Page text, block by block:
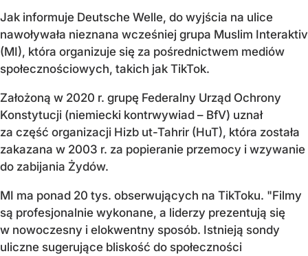
Jak informuje Deutsche Welle, do wyjścia na ulice
nawoływała nieznana wcześniej grupa Muslim Interaktiv
(MI), która organizuje się za pośrednictwem mediów
społecznościowych, takich jak TikTok.
Założoną w 2020 r. grupę Federalny Urząd Ochrony
Konstytucji (niemiecki kontrwywiad – BfV) uznał
za część organizacji Hizb ut-Tahrir (HuT), która została
zakazana w 2003 r. za popieranie przemocy i wzywanie
do zabijania Żydów.
MI ma ponad 20 tys. obserwujących na TikToku. "Filmy
są profesjonalnie wykonane, a liderzy prezentują się
w nowoczesny i elokwentny sposób. Istnieją sondy
uliczne sugerujące bliskość do społeczności